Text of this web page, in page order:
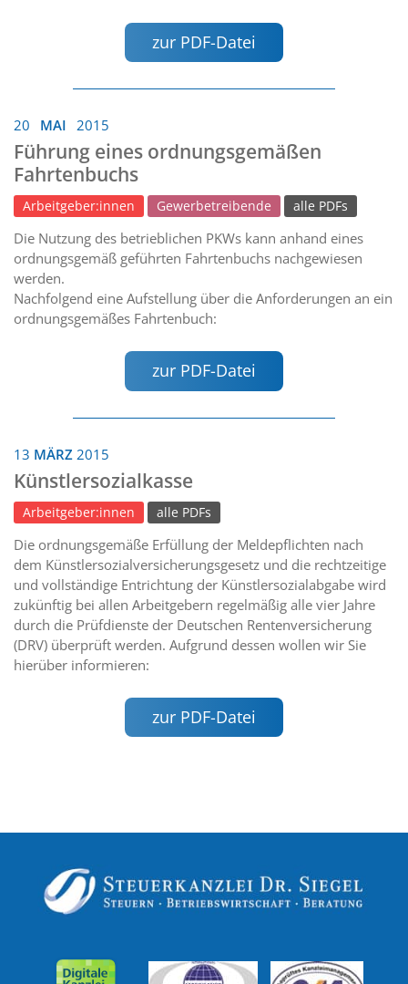
zur PDF-Datei
20 MAI 2015
Führung eines ordnungsgemäßen
Fahrtenbuchs
Arbeitgeber:innen Gewerbetreibende alle PDFs
Die Nutzung des betrieblichen PKWs kann anhand eines
ordnungsgemäß geführten Fahrtenbuchs nachgewiesen
werden.
Nachfolgend eine Aufstellung über die Anforderungen an ein
ordnungsgemäßes Fahrtenbuch:
zur PDF-Datei
13 MÄRZ 2015
Künstlersozialkasse
Arbeitgeber:innen alle PDFs
Die ordnungsgemäße Erfüllung der Meldepflichten nach
dem Künstlersozialversicherungsgesetz und die rechtzeitige
und vollständige Entrichtung der Künstlersozialabgabe wird
zukünftig bei allen Arbeitgebern regelmäßig alle vier Jahre
durch die Prüfdienste der Deutschen Rentenversicherung
(DRV) überprüft werden. Aufgrund dessen wollen wir Sie
hierüber informieren:
zur PDF-Datei